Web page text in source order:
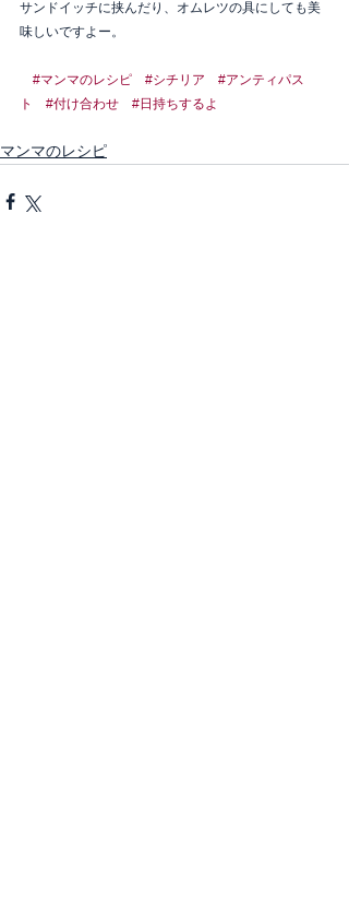
サンドイッチに挟んだり、オムレツの具にしても美
味しいですよー。
#マンマのレシピ #シチリア
#アンティパス
ト
#付け合わせ #日持ちするよ
マンマのレシピ